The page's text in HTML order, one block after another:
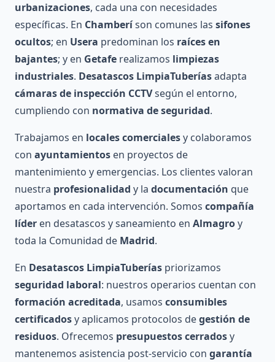
urbanizaciones, cada una con necesidades
específicas. En Chamberíson comunes las sifones
ocultos; en Usera predominan los raíces en
bajantes; y en Getafe realizamos limpiezas
industriales. Desatascos LimpiaTuberíasadapta
cámaras de inspección CCTVsegún el entorno,
cumpliendo con normativa de seguridad.
Trabajamos en locales comercialesy colaboramos
con ayuntamientos en proyectos de
mantenimiento y emergencias. Los clientes valoran
nuestra profesionalidad y la documentación que
aportamos en cada intervención. Somos compañía
líder en desatascos y saneamiento en Almagroy
toda la Comunidad de Madrid.
En Desatascos LimpiaTuberías priorizamos
seguridad laboral: nuestros operarios cuentan con
formación acreditada, usamos consumibles
certificadosy aplicamos protocolos degestión de
residuos. Ofrecemos presupuestos cerradosy
mantenemos asistencia post-servicio con garantía